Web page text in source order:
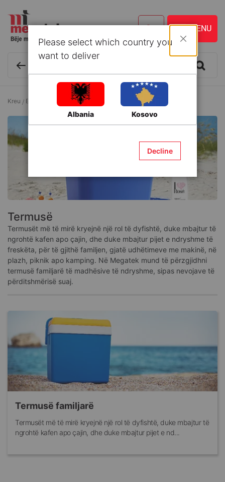
Kreu Enë kuzhine dhe Aksesorë
Termusë
Termusët më të mirë kryejnë një rol të dyfishtë, duke mbajtur të
ngrohtë kafen apo çajin, dhe duke mbajtur pijet e ndryshme të
freskëta, për të gjithë familjen, gjatë udhëtimeve me makinë, në
plazh, piknik apo kamping. Në Megatek mund të përzgjidhni
termusë familjarë të madhësive të ndryshme, sipas nevojave të
përditshmërisë suaj.
Termusë familjarë
Termusët më të mirë kryejnë një rol të dyfishtë, duke mbajtur të
ngrohtë kafen apo çajin, dhe duke mbajtur pijet e nd...
Please select which country you
want to deliver
Albania Kosovo
Decline